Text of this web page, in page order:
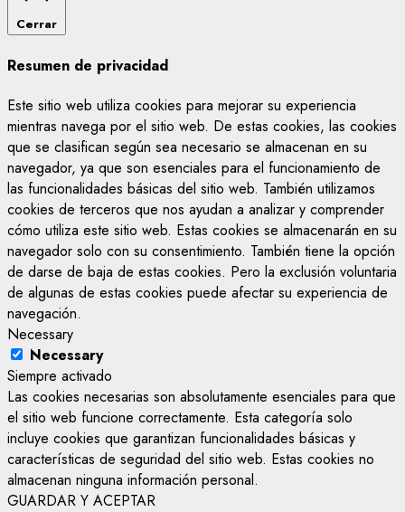
Cerrar
Resumen de privacidad
Este sitio web utiliza cookies para mejorar su experiencia
mientras navega por el sitio web. De estas cookies, las cookies
que se clasifican según sea necesario se almacenan en su
navegador, ya que son esenciales para el funcionamiento de
las funcionalidades básicas del sitio web. También utilizamos
cookies de terceros que nos ayudan a analizar y comprender
cómo utiliza este sitio web. Estas cookies se almacenarán en su
navegador solo con su consentimiento. También tiene la opción
de darse de baja de estas cookies. Pero la exclusión voluntaria
de algunas de estas cookies puede afectar su experiencia de
navegación.
Necessary
Necessary
Siempre activado
Las cookies necesarias son absolutamente esenciales para que
el sitio web funcione correctamente. Esta categoría solo
incluye cookies que garantizan funcionalidades básicas y
características de seguridad del sitio web. Estas cookies no
almacenan ninguna información personal.
GUARDAR Y ACEPTAR